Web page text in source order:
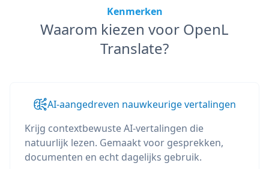
Kenmerken
Waarom kiezen voor OpenL
Translate?
AI-aangedreven nauwkeurige vertalingen
Krijg contextbewuste AI-vertalingen die
natuurlijk lezen. Gemaakt voor gesprekken,
documenten en echt dagelijks gebruik.